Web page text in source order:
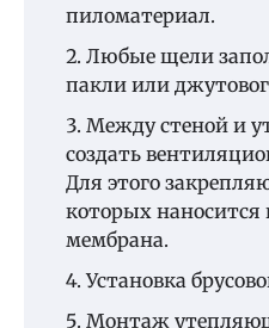
пиломатериал.
Любые щели
пакли или
Между стеной и
создать
Для этого
которых наносится
мембрана.
Установка
Монтаж